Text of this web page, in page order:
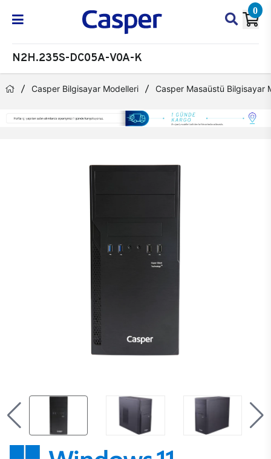
0
N2H.235S-DC05A-V0A-K
Casper Bilgisayar Modelleri Casper Masaüstü Bilgisayar